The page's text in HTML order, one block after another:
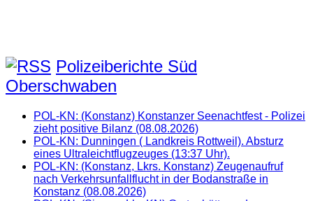
Polizeiberichte Süd
Oberschwaben
POL-KN: (Konstanz) Konstanzer Seenachtfest - Polizei
zieht positive Bilanz (08.08.2026)
POL-KN: Dunningen ( Landkreis Rottweil). Absturz
eines Ultraleichtflugzeuges (13:37 Uhr).
POL-KN: (Konstanz, Lkrs. Konstanz) Zeugenaufruf
nach Verkehrsunfallflucht in der Bodanstraße in
Konstanz (08.08.2026)